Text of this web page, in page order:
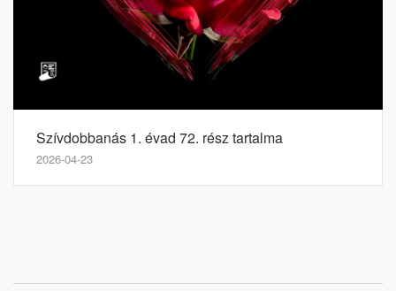
Szívdobbanás 1. évad 72. rész tartalma
2026-04-23